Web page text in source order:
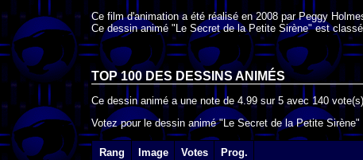
Ce film d'animation a été réalisé en2008parPeggy
Ce dessin animé "Le Secret de la Petite Sirène" est
TOP 100 DES DESSINS ANIMÉS
Ce dessin animé a une note de 4.99 sur 5 avec 140 vote(s).
Votez pour le dessin animé "Le Secret de la Petite
Rang Image Votes Prog.